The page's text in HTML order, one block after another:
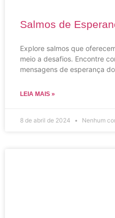
Salmos de
Explore salmos que
meio a desafios. Encontre
mensagens de esperança
LEIA MAIS »
8 de abril de 2024 Nenhum